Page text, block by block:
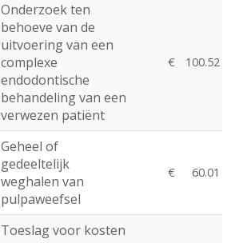
Onderzoek ten
behoeve van de
uitvoering van een
complexe
endodontische
behandeling van een
verwezen patiënt
€ 100.52
Geheel of
gedeeltelijk
weghalen van
pulpaweefsel
€ 60.01
Toeslag voor kosten